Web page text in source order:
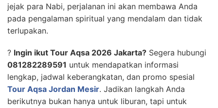
jejak para Nabi, perjalanan ini akan membawa Anda
pada pengalaman spiritual yang mendalam dan tidak
terlupakan.
? Ingin ikut Tour Aqsa 2026 Jakarta? Segera hubungi
081282289591 untuk mendapatkan informasi
lengkap, jadwal keberangkatan, dan promo spesial
Tour Aqsa Jordan Mesir. Jadikan langkah Anda
berikutnya bukan hanya untuk liburan, tapi untuk